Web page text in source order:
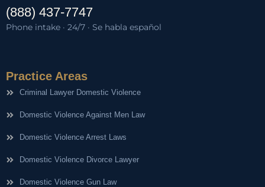
(888) 437-7747
Phone intake · 24/7 · Se habla español
Practice Areas
Criminal Lawyer Domestic Violence
Domestic Violence Against Men Law
Domestic Violence Arrest Laws
Domestic Violence Divorce Lawyer
Domestic Violence Gun Law